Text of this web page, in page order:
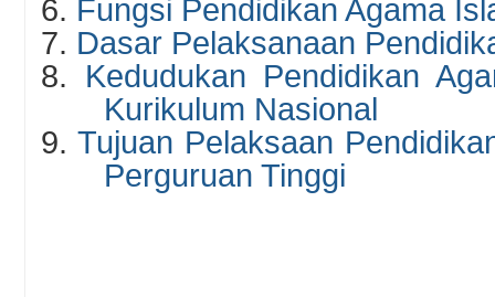
6. Fungsi Pendidikan Agama
7. Dasar Pelaksanaan
8. Kedudukan Pendidikan
Kurikulum Nasional
9. Tujuan Pelaksaan
Perguruan Tinggi